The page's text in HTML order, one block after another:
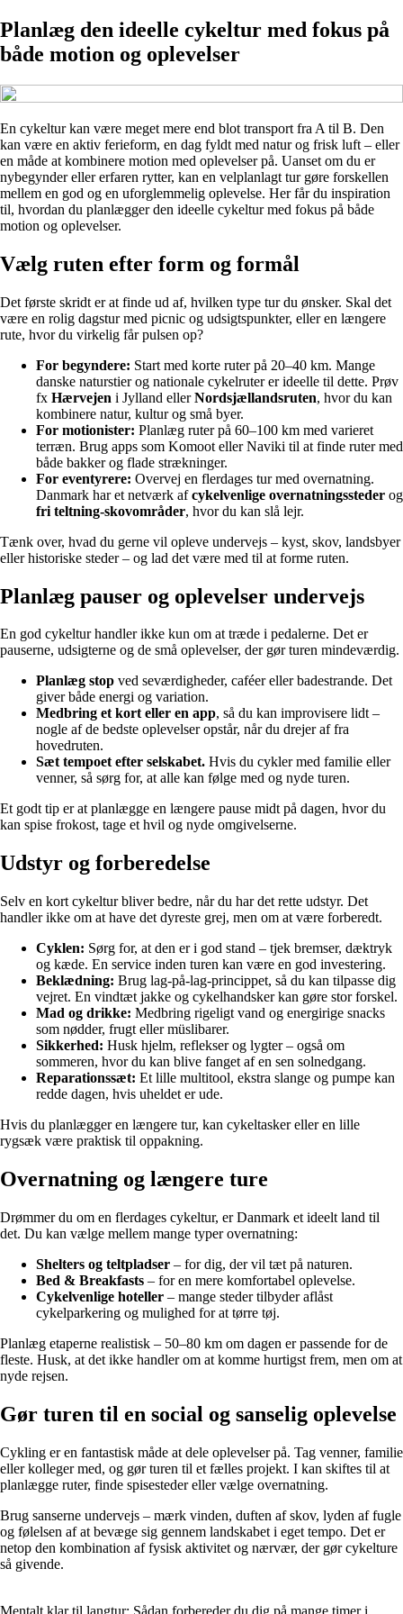
Planlæg den ideelle cykeltur med fokus på
både motion og oplevelser
En cykeltur kan være meget mere end blot transport fra A til B. Den
kan være en aktiv ferieform, en dag fyldt med natur og frisk luft – eller
en måde at kombinere motion med oplevelser på. Uanset om du er
nybegynder eller erfaren rytter, kan en velplanlagt tur gøre forskellen
mellem en god og en uforglemmelig oplevelse. Her får du inspiration
til, hvordan du planlægger den ideelle cykeltur med fokus på både
motion og oplevelser.
Vælg ruten efter form og formål
Det første skridt er at finde ud af, hvilken type tur du ønsker. Skal det
være en rolig dagstur med picnic og udsigtspunkter, eller en længere
rute, hvor du virkelig får pulsen op?
For begyndere: Start med korte ruter på 20–40 km. Mange
danske naturstier og nationale cykelruter er ideelle til dette. Prøv
fx Hærvejen i Jylland ellerNordsjællandsruten, hvor du kan
kombinere natur, kultur og små byer.
For motionister: Planlæg ruter på 60–100 km med varieret
terræn. Brug apps som Komoot eller Naviki til at finde ruter med
både bakker og flade strækninger.
For eventyrere: Overvej en flerdages tur med overnatning.
Danmark har et netværk afcykelvenlige overnatningssteder og
fri teltning-skovområder, hvor du kan slå lejr.
Tænk over, hvad du gerne vil opleve undervejs – kyst, skov, landsbyer
eller historiske steder – og lad det være med til at forme ruten.
Planlæg pauser og oplevelser undervejs
En god cykeltur handler ikke kun om at træde i pedalerne. Det er
pauserne, udsigterne og de små oplevelser, der gør turen mindeværdig.
Planlæg stop ved seværdigheder, caféer eller badestrande. Det
giver både energi og variation.
Medbring et kort eller en app, så du kan improvisere lidt –
nogle af de bedste oplevelser opstår, når du drejer af fra
hovedruten.
Sæt tempoet efter selskabet. Hvis du cykler med familie eller
venner, så sørg for, at alle kan følge med og nyde turen.
Et godt tip er at planlægge en længere pause midt på dagen, hvor du
kan spise frokost, tage et hvil og nyde omgivelserne.
Udstyr og forberedelse
Selv en kort cykeltur bliver bedre, når du har det rette udstyr. Det
handler ikke om at have det dyreste grej, men om at være forberedt.
Cyklen: Sørg for, at den er i god stand – tjek bremser, dæktryk
og kæde. En service inden turen kan være en god investering.
Beklædning: Brug lag-på-lag-princippet, så du kan tilpasse dig
vejret. En vindtæt jakke og cykelhandsker kan gøre stor forskel.
Mad og drikke: Medbring rigeligt vand og energirige snacks
som nødder, frugt eller müslibarer.
Sikkerhed: Husk hjelm, reflekser og lygter – også om
sommeren, hvor du kan blive fanget af en sen solnedgang.
Reparationssæt: Et lille multitool, ekstra slange og pumpe kan
redde dagen, hvis uheldet er ude.
Hvis du planlægger en længere tur, kan cykeltasker eller en lille
rygsæk være praktisk til oppakning.
Overnatning og længere ture
Drømmer du om en flerdages cykeltur, er Danmark et ideelt land til
det. Du kan vælge mellem mange typer overnatning:
Shelters og teltpladser – for dig, der vil tæt på naturen.
Bed & Breakfasts – for en mere komfortabel oplevelse.
Cykelvenlige hoteller – mange steder tilbyder aflåst
cykelparkering og mulighed for at tørre tøj.
Planlæg etaperne realistisk – 50–80 km om dagen er passende for de
fleste. Husk, at det ikke handler om at komme hurtigst frem, men om at
nyde rejsen.
Gør turen til en social og sanselig oplevelse
Cykling er en fantastisk måde at dele oplevelser på. Tag venner, familie
eller kolleger med, og gør turen til et fælles projekt. I kan skiftes til at
planlægge ruter, finde spisesteder eller vælge overnatning.
Brug sanserne undervejs – mærk vinden, duften af skov, lyden af fugle
og følelsen af at bevæge sig gennem landskabet i eget tempo. Det er
netop den kombination af fysisk aktivitet og nærvær, der gør cykelture
så givende.
Mentalt klar til langtur: Sådan forbereder du dig på mange timer i